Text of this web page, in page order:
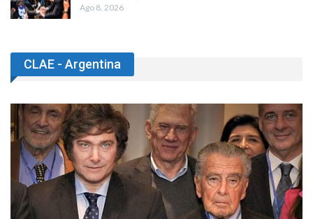
Ago 8, 2026
CLAE - Argentina